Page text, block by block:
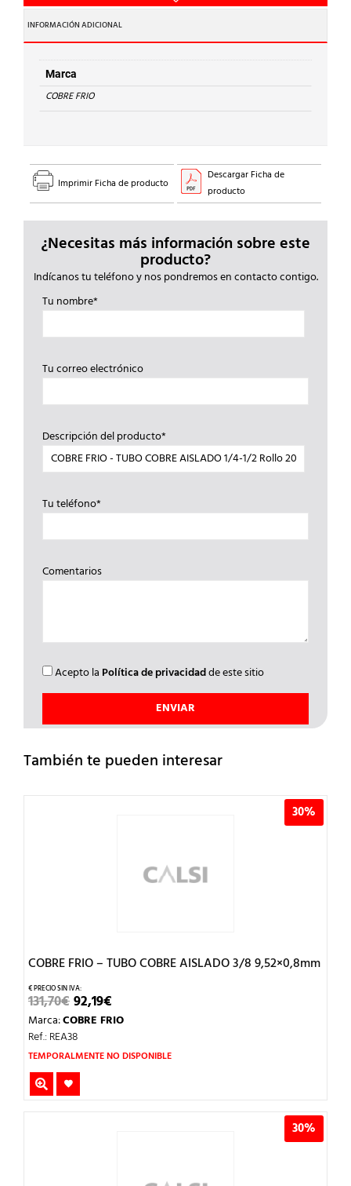
TUBO
COBRE
AISLADO
1/4-
1/2
Rollo
20mts
INFORMACIÓN ADICIONAL
Marca
COBRE FRIO
Imprimir Ficha de producto
Descargar Ficha de
producto
¿Necesitas más información sobre este
producto?
Indícanos tu teléfono y nos pondremos en contacto contigo.
Tu nombre*
Tu correo electrónico
Descripción del producto*
Tu teléfono*
Comentarios
Acepto la Política de privacidadde este sitio
También te pueden interesar
30%
COBRE FRIO – TUBO COBRE AISLADO 3/8 9,52×0,8mm
131,70€EL
PRECIO
ORIGINAL
ERA:
131,70€.
92,19€PRECIO
ACTUAL
92,19€.
Marca:COBRE FRIO
Ref.: REA38
TEMPORALMENTE NO DISPONIBLE
30%